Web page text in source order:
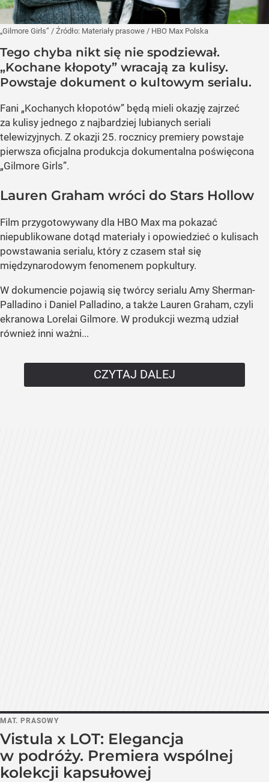
„Gilmore Girls” / Źródło: Materiały prasowe / HBO Max Polska
Tego chyba nikt się nie spodziewał.
„Kochane kłopoty” wracają za kulisy.
Powstaje dokument o kultowym serialu.
Fani „Kochanych kłopotów” będą mieli okazję zajrzeć
za kulisy jednego z najbardziej lubianych seriali
telewizyjnych. Z okazji 25. rocznicy premiery powstaje
pierwsza oficjalna produkcja dokumentalna poświęcona
„Gilmore Girls”.
Lauren Graham wróci do Stars Hollow
Film przygotowywany dla HBO Max ma pokazać
niepublikowane dotąd materiały i opowiedzieć o kulisach
powstawania serialu, który z czasem stał się
międzynarodowym fenomenem popkultury.
W dokumencie pojawią się twórcy serialu Amy Sherman-
Palladino i Daniel Palladino, a także Lauren Graham, czyli
ekranowa Lorelai Gilmore. W produkcji wezmą udział
również inni ważni...
CZYTAJ DALEJ
MAT. PRASOWY
Vistula x LOT: Elegancja
w podróży. Premiera wspólnej
kolekcji kapsułowej